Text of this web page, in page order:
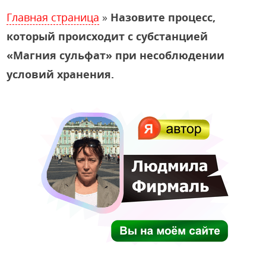
Главная страница » Назовите процесс,
который происходит с субстанцией
«Магния сульфат» при несоблюдении
условий хранения.